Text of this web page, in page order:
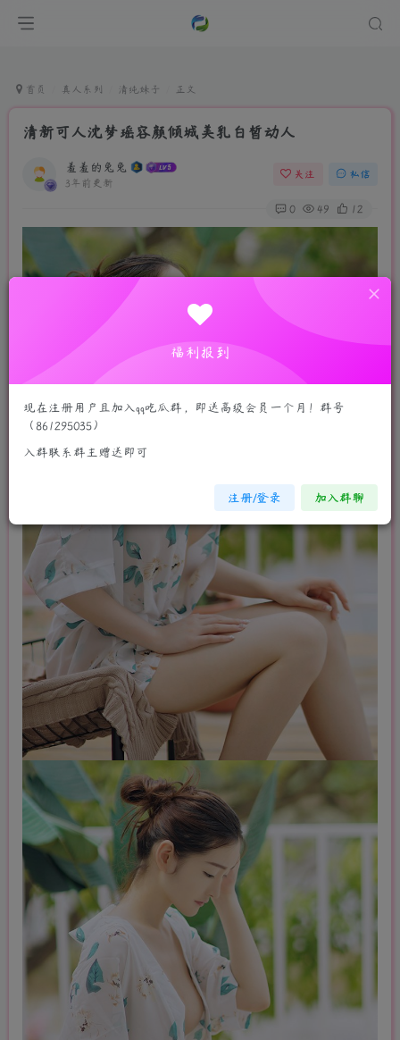
首页 真人系列 清纯妹子 正文
清新可人沈梦瑶容颜倾城美乳白皙动人
羞羞的兔兔
3年前更新
关注 私信
0 49 12
福利报到
现在注册用户且加入qq吃瓜群，即送高级会员一个月！群号
（861295035）
入群联系群主赠送即可
注册/登录 加入群聊